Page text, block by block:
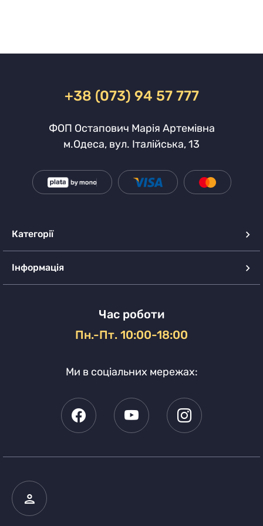
+38 (073) 94 57 777
ФОП Остапович Марія Артемівна
м.Одеса, вул. Італійська, 13
Категорії
Інформація
Час роботи
Пн.-Пт. 10:00-18:00
Ми в соціальних мережах: